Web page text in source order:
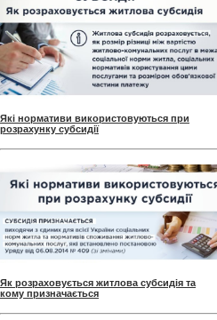
Які нормативи використовуються при
розрахунку субсидії
Як розраховується житлова субсидія та
кому призначається